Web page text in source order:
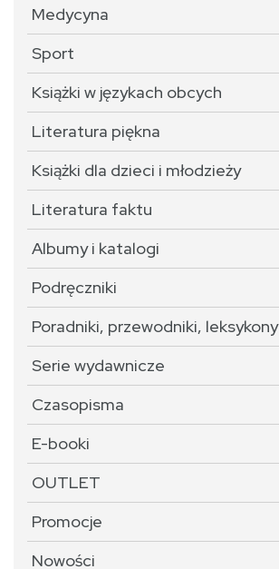
Medycyna
Sport
Książki w językach obcych
Literatura piękna
Książki dla dzieci i młodzieży
Literatura faktu
Albumy i katalogi
Podręczniki
Poradniki, przewodniki, leksykony
Serie wydawnicze
Czasopisma
E-booki
OUTLET
Promocje
Nowości